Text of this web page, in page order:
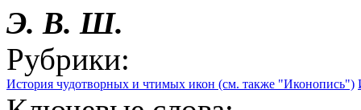
Э. В. Ш.
Рубрики:
История чудотворных и чтимых икон (см. также "Иконопись")